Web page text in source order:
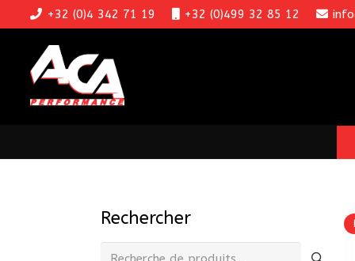
+32 (0)4 342 71 19 +32 (0)499 32 85 12
Rechercher
Recherche